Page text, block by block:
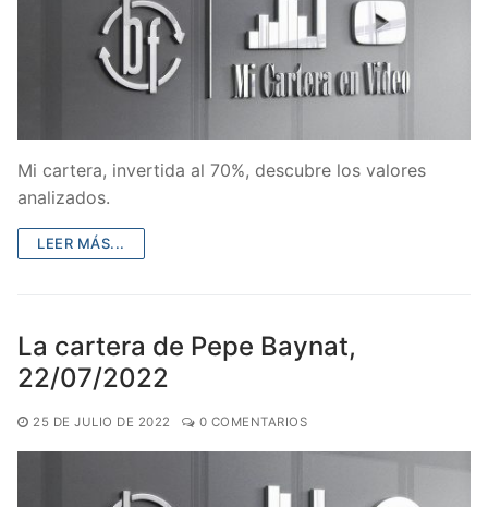
Mi cartera, invertida al 70%, descubre los valores
analizados.
LEER MÁS...
La cartera de Pepe Baynat,
22/07/2022
25 DE JULIO DE 2022 0 COMENTARIOS